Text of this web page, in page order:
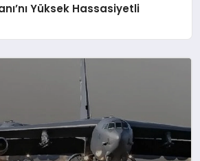
Yüksek Hassasiyetli